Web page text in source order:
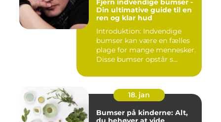
Fjern indvendige bumser -
Din ultimative guide til en
ren og klar hud
Introduktion: Indvendige
bumser kan være en fælles
plage for mange mennesker.
Disse bumser opstår s...
18. jan
Bumser på kinderne: Alt,